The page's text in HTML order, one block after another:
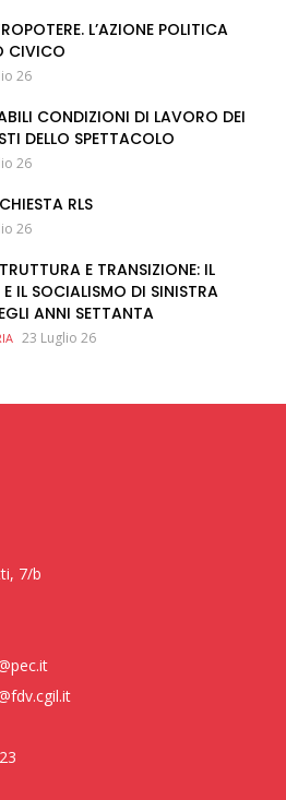
L’AZIONE POLITICA
CIVICO
26
CONDIZIONI DI LAVORO DEI
DELLO SPETTACOLO
26
RLS
26
E TRANSIZIONE: IL
IL SOCIALISMO DI SINISTRA
ANNI SETTANTA
23 Luglio 26
7/b